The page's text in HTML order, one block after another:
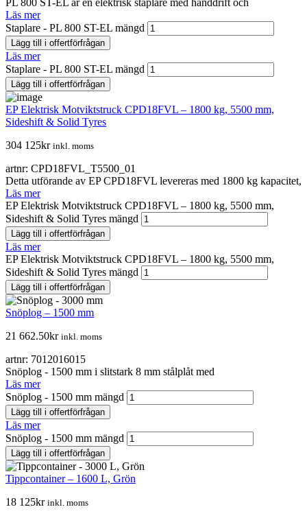
Läs mer
Staplare - PL 800 ST-EL mängd
Lägg till i offertförfrågan
Läs mer
Staplare - PL 800 ST-EL mängd
Lägg till i offertförfrågan
EP Elektrisk Motviktstruck CPD18FVL – 1800 kg, 5500 mm,
Sideshift & Solid Tyres
304 125kr inkl. moms
artnr: CPD18FVL_T5500_01
Detta utförande av EP CPD18FVL levereras med 1800 kg kapacitet,
Läs mer
EP Elektrisk Motviktstruck CPD18FVL – 1800 kg, 5500 mm,
Sideshift & Solid Tyres mängd
Lägg till i offertförfrågan
Läs mer
EP Elektrisk Motviktstruck CPD18FVL – 1800 kg, 5500 mm,
Sideshift & Solid Tyres mängd
Lägg till i offertförfrågan
Snöplog – 1500 mm
21 662.50kr inkl. moms
artnr: 7012016015
Snöplog - 1500 mm i slitstark 8 mm stålplåt med
Läs mer
Snöplog - 1500 mm mängd
Lägg till i offertförfrågan
Läs mer
Snöplog - 1500 mm mängd
Lägg till i offertförfrågan
Tippcontainer – 1600 L, Grön
18 125kr inkl. moms